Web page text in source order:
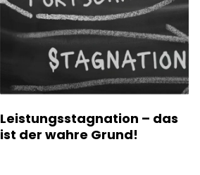
Leistungsstagnation – das
ist der wahre Grund!